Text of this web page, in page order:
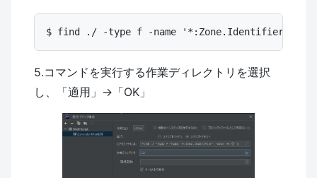
5.コマンドを実行する作業ディレクトリを選択
し、「適用」→「OK」